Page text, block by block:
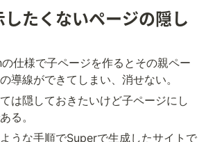
たくないページの隠し
仕様で子ページを作るとその親ペー
導線ができてしまい、消せない。
は隠しておきたいけど子ページにし
る。
うな手順でSuperで生成したサイトで